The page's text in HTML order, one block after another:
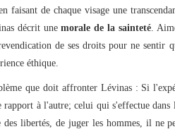
faisant de chaque visage une
décrit unemorale de la sainteté .
de ses droits pour ne sentir
éthique.
que doit affronter Lévinas : Si
rapport à l'autre; celui qui s'effectue dans
des libertés, de juger les hommes, il ne